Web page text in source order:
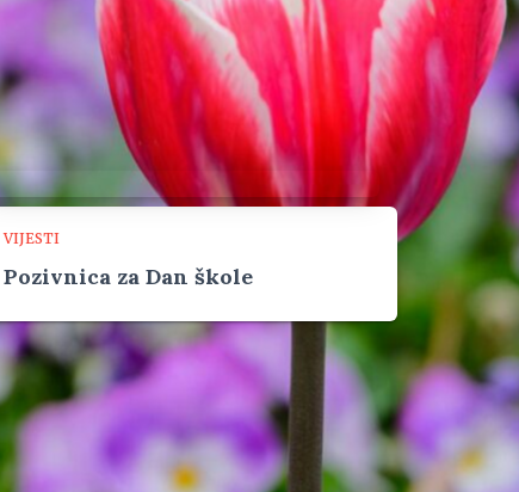
VIJESTI
Pozivnica za Dan škole